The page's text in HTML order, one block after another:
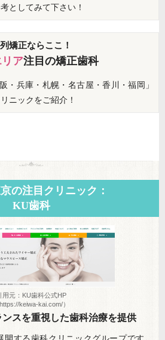
としてみて下さい！
矯正ならここ！
ア注目の矯正歯科
・兵庫・札幌・名古屋・香川・福岡」
ニックをご紹介！
京の注目クリニック：
KU歯科
用元：KU歯科公式HP
https://keiwa-kai.com/）
ンスを重視した歯科治療を提供